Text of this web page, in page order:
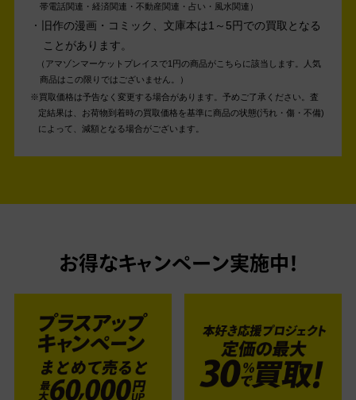
帯電話関連・経済関連・不動産関連・占い・風水関連
旧作の漫画・コミック、文庫本は1～5円での買取となる
ことがあります。
アマゾンマーケットプレイスで1円の商品がこちらに該当します。人気
商品はこの限りではございません。
買取価格は予告なく変更する場合があります。予めご了承ください。 査
定結果は、お荷物到着時の買取価格を基準に商品の状態(汚れ・傷・不備)
によって、減額となる場合がございます。
お得なキャンペーン実施中！